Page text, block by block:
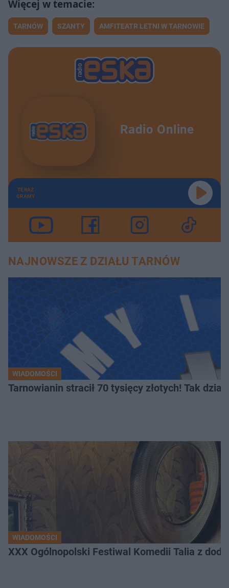
TARNÓW SZANTY AMFITEATR LETNI W TARNOWIE
Radio Online
TERAZ
GRAMY
NAJNOWSZE Z DZIAŁU TARNÓW
WIADOMOŚCI
Tarnowianin stracił 70 tysięcy złotych! Tak
WIADOMOŚCI
XXX Ogólnopolski Festiwal Komedii Talia z